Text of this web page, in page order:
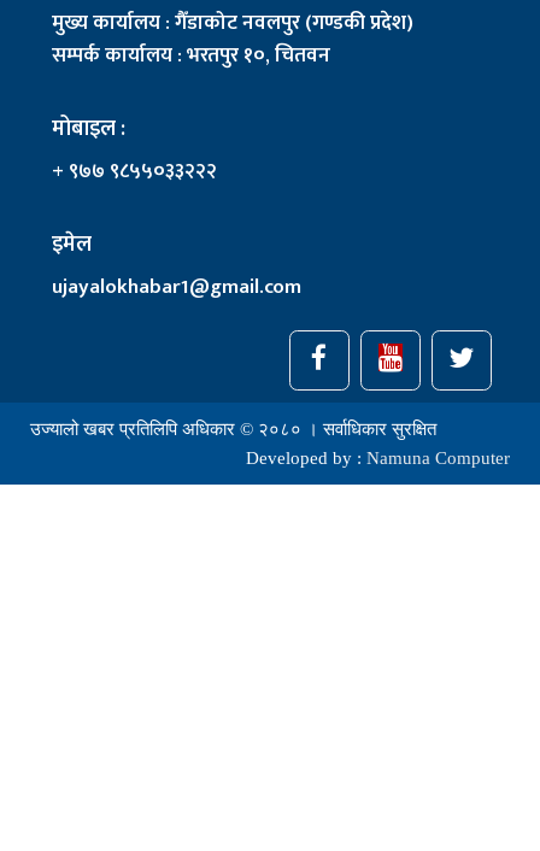
मुख्य कार्यालय : गैँडाकोट नवलपुर (गण्डकी प्रदेश)
सम्पर्क कार्यालय : भरतपुर १०, चितवन
मोबाइल :
+ ९७७ ९८५५०३३२२२
इमेल
ujayalokhabar1@gmail.com
उज्यालो खबर प्रतिलिपि अधिकार © २०८० । सर्वाधिकार सुरक्षित
Developed by : Namuna Computer